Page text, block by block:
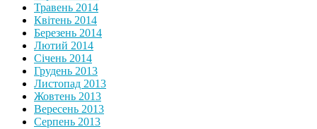
Травень 2014
Квітень 2014
Березень 2014
Лютий 2014
Січень 2014
Грудень 2013
Листопад 2013
Жовтень 2013
Вересень 2013
Серпень 2013